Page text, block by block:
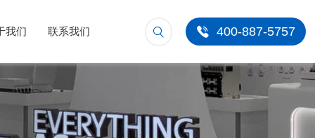
我们 联系我们 400-887-5757